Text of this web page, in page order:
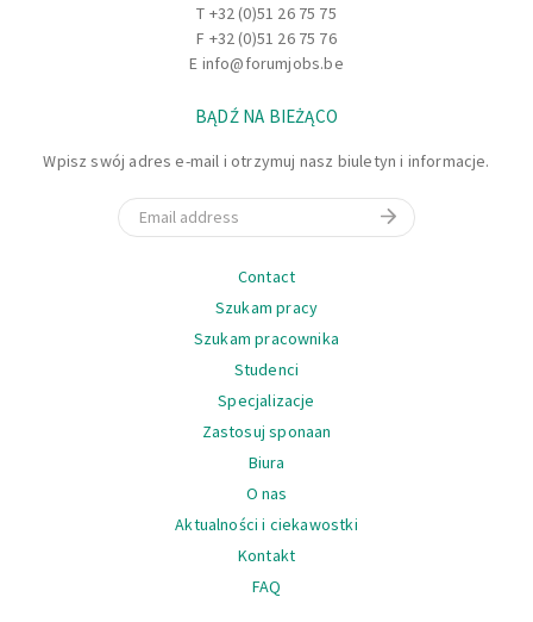
T +32 (0)51 26 75 75
F +32 (0)51 26 75 76
E info@forumjobs.be
BĄDŹ NA BIEŻĄCO
Wpisz swój adres e-mail i otrzymuj nasz biuletyn i informacje.
Email
Contact
Szukam pracy
Szukam pracownika
Studenci
Specjalizacje
Zastosuj sponaan
Biura
O nas
Aktualności i ciekawostki
Kontakt
FAQ